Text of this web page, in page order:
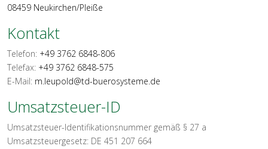
08459 Neukirchen/Pleiße
Kontakt
Telefon: +49 3762 6848-806
Telefax: +49 3762 6848-575
E-Mail: m.leupold@td-buerosysteme.de
Umsatzsteuer-ID
Umsatzsteuer-Identifikationsnummer gemäß § 27 a
Umsatzsteuergesetz: DE 451 207 664